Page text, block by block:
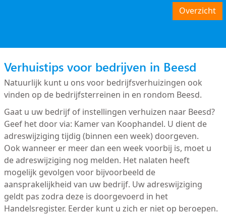
Overzicht
Verhuistips voor bedrijven in Beesd
Natuurlijk kunt u ons voor bedrijfsverhuizingen ook
vinden op de bedrijfsterreinen in en rondom Beesd.
Gaat u uw bedrijf of instellingen verhuizen naar Beesd?
Geef het door via: Kamer van Koophandel. U dient de
adreswijziging tijdig (binnen een week) doorgeven.
Ook wanneer er meer dan een week voorbij is, moet u
de adreswijziging nog melden. Het nalaten heeft
mogelijk gevolgen voor bijvoorbeeld de
aansprakelijkheid van uw bedrijf. Uw adreswijziging
geldt pas zodra deze is doorgevoerd in het
Handelsregister. Eerder kunt u zich er niet op beroepen.